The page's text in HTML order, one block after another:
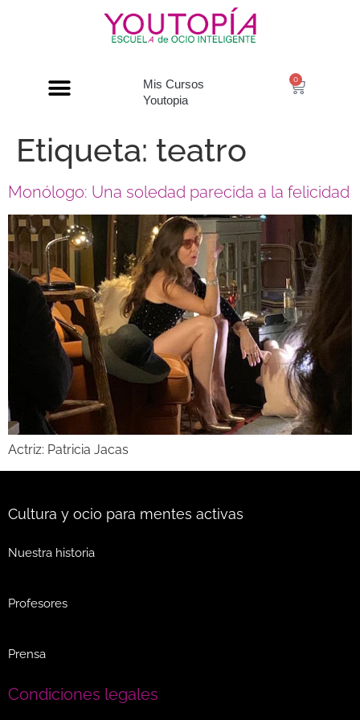
Mis Cursos
Youtopia
0
Etiqueta: teatro
Monólogo: Una soledad parecida a la felicidad
Actriz: Patricia Jacas
Cultura y ocio para mentes activas
Nuestra historia
Profesores
Prensa
Condiciones legales